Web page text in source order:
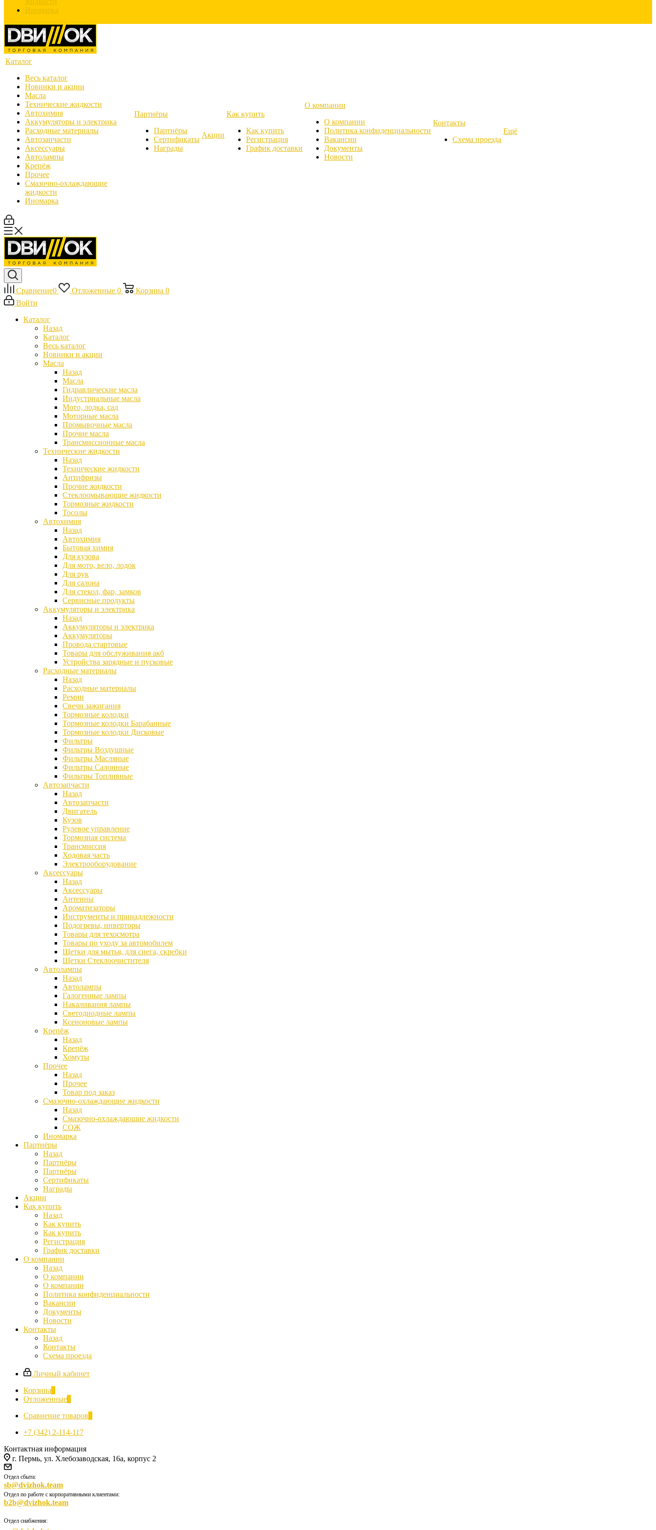
Иномарка
Каталог
Весь каталог
Новинки и акции
Масла
Технические жидкости
Автохимия
Аккумуляторы и электрика
Расходные материалы
Автозапчасти
Аксессуары
Автолампы
Крепёж
Прочее
Смазочно-охлаждающие
жидкости
Иномарка
Партнёры
Партнёры
Сертификаты
Награды
Акции
Как купить
Как купить
Регистрация
График доставки
О компании
О компании
Политика конфиденциальности
Вакансии
Документы
Новости
Контакты
Схема проезда
Ещё
Сравнение0 Отложенные 0 Корзина 0
Войти
Каталог
Назад
Каталог
Весь каталог
Новинки и акции
Масла
Назад
Масла
Гидравлические масла
Индустриальные масла
Мото, лодка, сад
Моторные масла
Промывочные масла
Прочие масла
Трансмиссионные масла
Технические жидкости
Назад
Технические жидкости
Антифризы
Прочие жидкости
Стеклоомывающие жидкости
Тормозные жидкости
Тосолы
Автохимия
Назад
Автохимия
Бытовая химия
Для кузова
Для мото, вело, лодок
Для рук
Для салона
Для стекол, фар, замков
Сервисные продукты
Аккумуляторы и электрика
Назад
Аккумуляторы и электрика
Аккумуляторы
Провода стартовые
Товары для обслуживания акб
Устройства зарядные и пусковые
Расходные материалы
Назад
Расходные материалы
Ремни
Свечи зажигания
Тормозные колодки
Тормозные колодки Барабанные
Тормозные колодки Дисковые
Фильтры
Фильтры Воздушные
Фильтры Масляные
Фильтры Салонные
Фильтры Топливные
Автозапчасти
Назад
Автозапчасти
Двигатель
Кузов
Рулевое управление
Тормозная система
Трансмиссия
Ходовая часть
Электрооборудование
Аксессуары
Назад
Аксессуары
Антенны
Ароматизаторы
Инструменты и принадлежности
Подогревы, инверторы
Товары для техосмотра
Товары по уходу за автомобилем
Щетки для мытья, для снега, скребки
Щетки Стеклоочистителя
Автолампы
Назад
Автолампы
Галогенные лампы
Накаливания лампы
Светодиодные лампы
Ксеноновые лампы
Крепёж
Назад
Крепёж
Хомуты
Прочее
Назад
Прочее
Товар под заказ
Смазочно-охлаждающие жидкости
Назад
Смазочно-охлаждающие жидкости
СОЖ
Иномарка
Партнёры
Назад
Партнёры
Партнёры
Сертификаты
Награды
Акции
Как купить
Назад
Как купить
Как купить
Регистрация
График доставки
О компании
Назад
О компании
О компании
Политика конфиденциальности
Вакансии
Документы
Новости
Контакты
Назад
Контакты
Схема проезда
Личный кабинет
Корзина0
Отложенные0
Сравнение товаров0
+7 (342) 2-114-117
Контактная информация
г. Пермь, ул. Хлебозаводская, 16а, корпус 2
Отдел сбыта:
sb@dvizhok.team
Отдел по работе с корпоративными клиентами:
b2b@dvizhok.team
Отдел снабжения: